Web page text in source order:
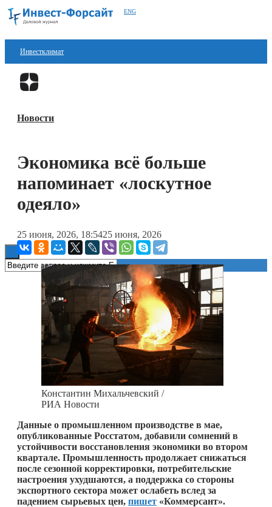
ENG
Инвестклимат
Финансы
Блокчейн
Новости
Экономика всё больше
напоминает «лоскутное
одеяло»
25 июня, 2026, 18:5425 июня, 2026
Константин Михальчевский /
РИА Новости
Данные о промышленном производстве в мае,
опубликованные Росстатом, добавили сомнений в
устойчивости восстановления экономики во втором
квартале. Промышленность продолжает снижаться
после сезонной корректировки, потребительские
настроения ухудшаются, а поддержка со стороны
экспортного сектора может ослабеть вслед за
падением сырьевых цен, пишет «Коммерсант».